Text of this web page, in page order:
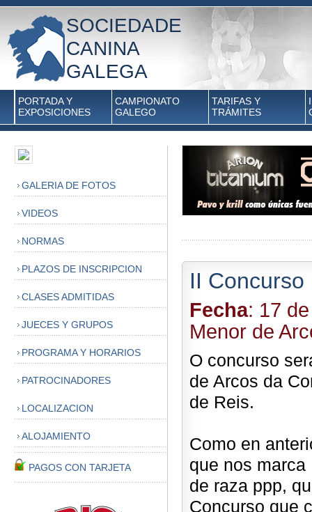
SOCIEDADE
CANINA
GALEGA
PORTADA Y
EXPOSICIONES
CAMPIONATO
GALEGO
TARIFAS Y
TRÁMITES
GALERIA DE FOTOS
VIDEOS
NORMAS
PLAZOS DE INSCRIPCION
CLASES ADMITIDAS
JUECES Y GRUPOS
PROGRAMA Y HORARIOS
PATROCINADORES
LOCALIZACION
ALOJAMIENTO
PAGOS CON TARJETA
II
Fecha: 17
Menor de
O concurso
de Arcos da
de Reis.
Como en
que nos
de raza ppp,
Concurso que